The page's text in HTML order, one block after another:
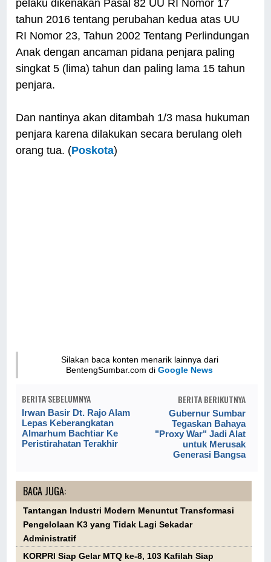
pelaku dikenakan Pasal 82 UU RI Nomor 17
tahun 2016 tentang perubahan kedua atas UU
RI Nomor 23, Tahun 2002 Tentang Perlindungan
Anak dengan ancaman pidana penjara paling
singkat 5 (lima) tahun dan paling lama 15 tahun
penjara.
Dan nantinya akan ditambah 1/3 masa hukuman
penjara karena dilakukan secara berulang oleh
orang tua. (Poskota)
Silakan baca konten menarik lainnya dari
BentengSumbar.com diGoogle News
BERITA SEBELUMNYA
Irwan Basir Dt. Rajo Alam
Lepas Keberangkatan
Almarhum Bachtiar Ke
Peristirahatan Terakhir
BERITA BERIKUTNYA
Gubernur Sumbar
Tegaskan Bahaya
"Proxy War" Jadi Alat
untuk Merusak
Generasi Bangsa
BACA JUGA:
Tantangan Industri Modern Menuntut Transformasi
Pengelolaan K3 yang Tidak Lagi Sekadar
Administratif
KORPRI Siap Gelar MTQ ke-8, 103 Kafilah Siap